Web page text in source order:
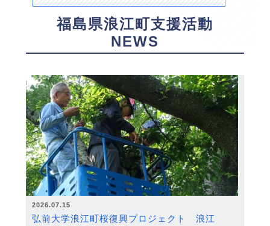
福島県浪江町支援活動
NEWS
2026.07.15
弘前大学浪江町桜復興プロジェクト 浪江